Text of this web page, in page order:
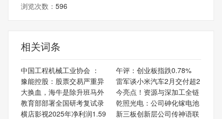
浏览次数： 596
相关词条
中国工程机械工业协会 ：
午评：创业板指跌0.78%
豫能控股：股票交易严重异
雷军谈小米汽车2月交付超2
大换血，海牛是除升班马外
今亮点！资源与深加工全链
教育部部署全国研考复试录
乾照光电：公司砷化镓电池
横店影视2025年净利润1.59
新三板创新层公司传神语联